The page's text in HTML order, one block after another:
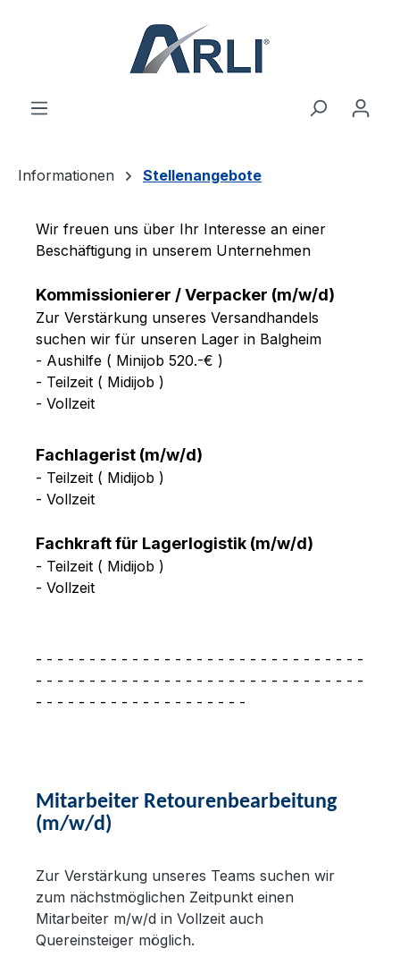
Informationen Stellenangebote
Wir freuen uns über Ihr Interesse an einer
Beschäftigung in unserem Unternehmen
Kommissionierer / Verpacker (m/w/d)
Zur Verstärkung unseres Versandhandels
suchen wir für unseren Lager in Balgheim
- Aushilfe ( Minijob 520.-€ )
- Teilzeit ( Midijob )
- Vollzeit
Fachlagerist (m/w/d)
- Teilzeit ( Midijob )
- Vollzeit
Fachkraft für Lagerlogistik (m/w/d)
- Teilzeit ( Midijob )
- Vollzeit
- - - - - - - - - - - - - - - - - - - - - - - - - - - - - - -
- - - - - - - - - - - - - - - - - - - - - - - - - - - - - - -
- - - - - - - - - - - - - - - - - - - -
Mitarbeiter Retourenbearbeitung
(m/w/d)
Zur Verstärkung unseres Teams suchen wir
zum nächstmöglichen Zeitpunkt einen
Mitarbeiter m/w/d in Vollzeit auch
Quereinsteiger möglich.